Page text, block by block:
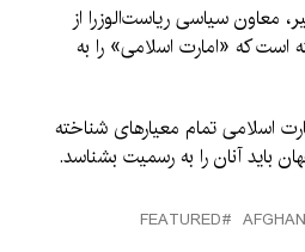
معاون سیاسی ریاست‌الوزرا از
است که «امارت اسلامی» را به
اسلامی تمام معیارهای شناخته
باید آنان را به رسمیت بشناسد.
FEATURED